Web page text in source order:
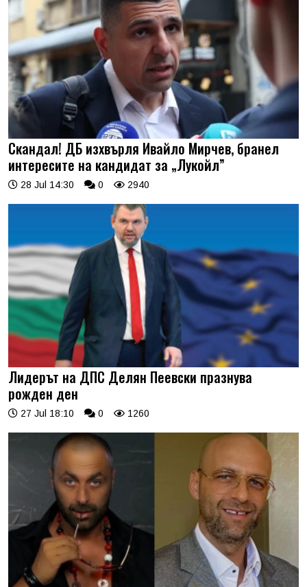
Скандал! ДБ изхвърля Ивайло Мирчев, бранел
интересите на кандидат за „Лукойл”
28 Jul 14:30 0 2940
Лидерът на ДПС Делян Пеевски празнува
рожден ден
27 Jul 18:10 0 1260